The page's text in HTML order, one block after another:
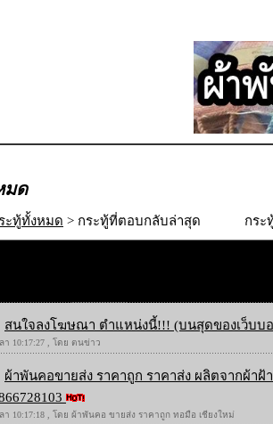
มด
ะทู้ทั้งหมด > กระทู้ที่ตอบกลับล่าสุด กระ
สนใจลงโฆษณา ตำแหน่งนี้!!! (บนสุดของเว็บบ
า 10:17:27 , โดย ตนข่าว
ผ้าพันคอขายส่ง ราคาถูก ราคาส่ง ผลิตจากผ้าฝ้
า 10:17:18 , โดย ผ้าพันคอ ขายส่ง ราคาถูก ทอมือ เชียงใหม่